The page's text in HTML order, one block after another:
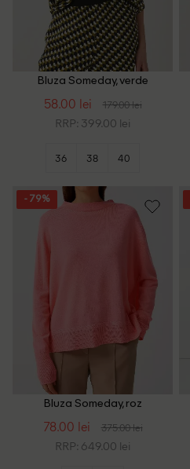
Bluza Someday, verde
58.00 lei 179.00 lei
RRP: 399.00 lei
36 38 40
- 79%
Bluza Someday, roz
78.00 lei 375.00 lei
RRP: 649.00 lei